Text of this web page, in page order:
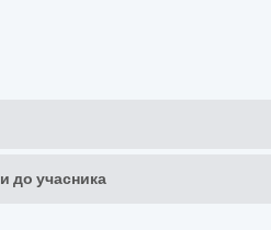
до учасника